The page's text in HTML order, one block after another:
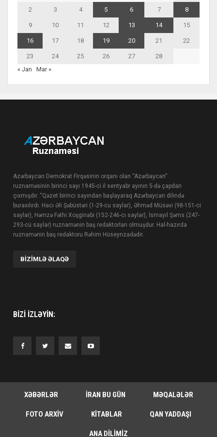
2 3 4 5 6 7 8
9 10 11 12 13 14 15
16 17 18 19 20 21 22
23 24 25 26 27
28
« Jan
Mar »
Azərbaycan Demokrat Firqəsinin orqanı olan “Azərbaycan”
ruznaməsinin birinci sayı 1945-ci il sentyabr ayının 5-də çapdan
çıxmışdır. “Qəzet birinci sayından başlayaraq Azərbaycan dilində
buraxılırdı. Hacı Əli Şəbüstəri (1-29-cu saylar), Əhməd Müsəvi (98-151-ci
saylar), Həmzə Fəthi Xoşginabi (152-246-cı saylar), İsmayıl Şəms (247-
293-cü saylar) ruznamənin baş redaktorları olmuşdur. Hal-hazırda
ruznamənin baş redaktoru Rəhim Hüseynzadədir.
BIZIMLƏ ƏLAQƏ
BIZI IZLƏYIN:
XƏBƏRLƏR İRAN BU GÜN MƏQALƏLƏR
FOTO ARXIV KITABLAR QAN YADDAŞI
ANA DILIMIZ